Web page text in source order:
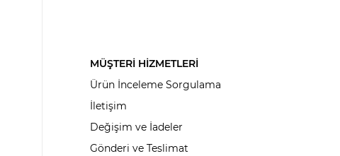
MÜŞTERİ HİZMETLERİ
Ürün İnceleme Sorgulama
İletişim
Değişim ve İadeler
Gönderi ve Teslimat